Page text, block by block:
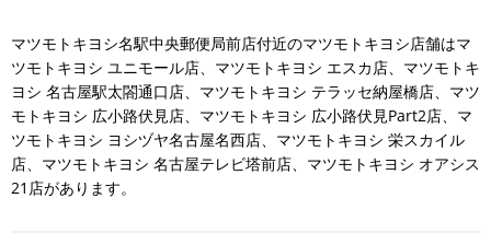
マツモトキヨシ名駅中央郵便局前店付近のマツモトキヨシ店舗はマ
ツモトキヨシ ユニモール店、マツモトキヨシ エスカ店、マツモトキ
ヨシ 名古屋駅太閤通口店、マツモトキヨシ テラッセ納屋橋店、マツ
モトキヨシ 広小路伏見店、マツモトキヨシ 広小路伏見Part2店、マ
ツモトキヨシ ヨシヅヤ名古屋名西店、マツモトキヨシ 栄スカイル
店、マツモトキヨシ 名古屋テレビ塔前店、マツモトキヨシ オアシス
21店があります。